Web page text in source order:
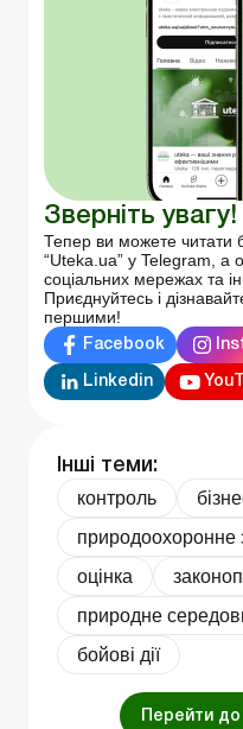
Зверніть увагу!
Тепер ви можете читати
“Uteka.ua” у Telegram, а
соціальних мережах та
Приєднуйтесь і
першими!
Facebook
Linkedin
Інші теми:
контроль
природоохоронне
оцінка
природне
бойові дії
Перейти до